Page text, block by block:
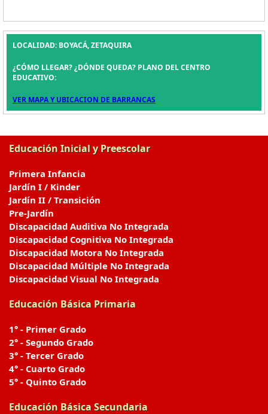
LOCALIDAD: BOYACÁ, ZETAQUIRA
¿CÓMO LLEGAR? ¿DÓNDE QUEDA? PLANO DEL CENTRO
EDUCATIVO:
VER MAPA Y UBICACION DE BARRANCAS
Educación Inicial y Preescolar
Primera Infancia
Jardín I / Kinder
Jardín II / Transición
Pre-Jardín
Discapacidad Auditiva No Integrada
Discapacidad Cognitiva No Integrada
Discapacidad Motora No Integrada
Discapacidad Múltiple No Integrada
Discapacidad Visual No Integrada
Educación Básica Primaria
1° - Primer Grado
2° - Segundo Grado
3° - Tercer Grado
4° - Cuarto Grado
5° - Quinto Grado
Educación Básica Secundaria